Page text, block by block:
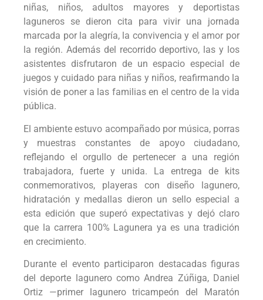
niñas, niños, adultos mayores y deportistas
laguneros se dieron cita para vivir una jornada
marcada por la alegría, la convivencia y el amor por
la región. Además del recorrido deportivo, las y los
asistentes disfrutaron de un espacio especial de
juegos y cuidado para niñas y niños, reafirmando la
visión de poner a las familias en el centro de la vida
pública.
El ambiente estuvo acompañado por música, porras
y muestras constantes de apoyo ciudadano,
reflejando el orgullo de pertenecer a una región
trabajadora, fuerte y unida. La entrega de kits
conmemorativos, playeras con diseño lagunero,
hidratación y medallas dieron un sello especial a
esta edición que superó expectativas y dejó claro
que la carrera 100% Lagunera ya es una tradición
en crecimiento.
Durante el evento participaron destacadas figuras
del deporte lagunero como Andrea Zúñiga, Daniel
Ortiz —primer lagunero tricampeón del Maratón